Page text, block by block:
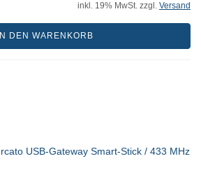
inkl. 19% MwSt. zzgl. Versand
IN DEN WARENKORB